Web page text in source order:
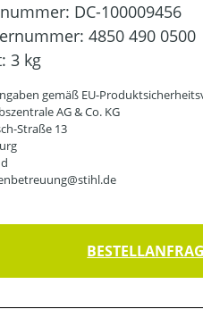
DC-100009456
4850 490 0500
3 kg
gemäß EU-
AG & Co. KG
Straße 13